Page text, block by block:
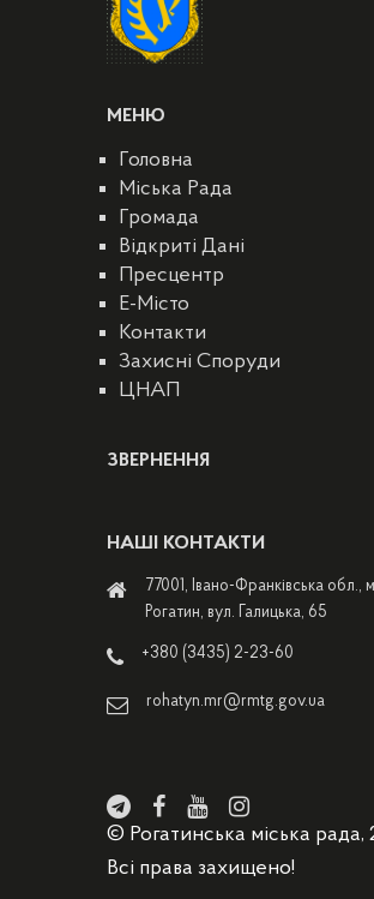
МЕНЮ
Головна
Міська Рада
Громада
Відкриті Дані
Пресцентр
E-Місто
Контакти
Захисні Споруди
ЦНАП
ЗВЕРНЕННЯ
НАШІ КОНТАКТИ
77001, Івано-Франківська обл.,
Рогатин, вул. Галицька, 65
+380 (3435) 2-23-60
rohatyn.mr@rmtg.gov.ua
© Рогатинська міська рада,
Всі права захищено!